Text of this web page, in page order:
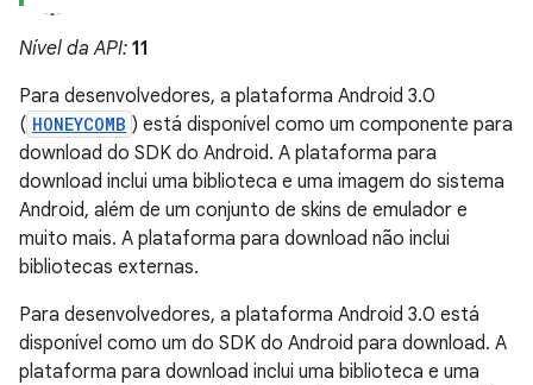
Nível da API: 11
Para desenvolvedores, a plataforma Android 3.0
( HONEYCOMB ) está disponível como um componente para
download do SDK do Android. A plataforma para
download inclui uma biblioteca e uma imagem do sistema
Android, além de um conjunto de skins de emulador e
muito mais. A plataforma para download não inclui
bibliotecas externas.
Para desenvolvedores, a plataforma Android 3.0 está
disponível como um do SDK do Android para download. A
plataforma para download inclui uma biblioteca e uma